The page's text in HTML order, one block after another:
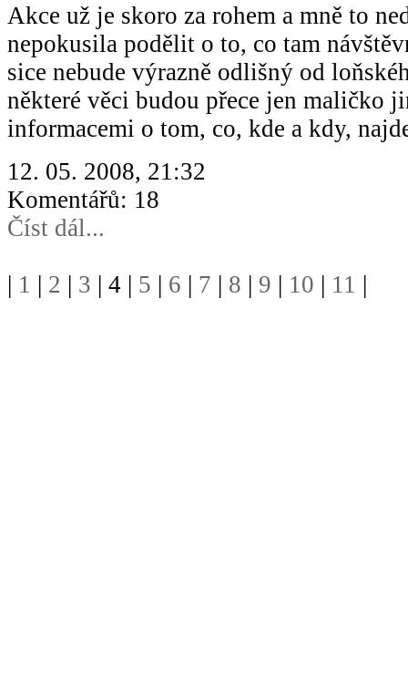
Akce už je skoro za rohem a mně to
nepokusila podělit o to, co tam
sice nebude výrazně odlišný od
některé věci budou přece jen maličko
informacemi o tom, co, kde a kdy,
12. 05. 2008, 21:32
Komentářů: 18
Číst dál...
| 1 | 2 | 3 | 4 | 5 | 6 | 7 | 8 | 9 | 10 | 11 |